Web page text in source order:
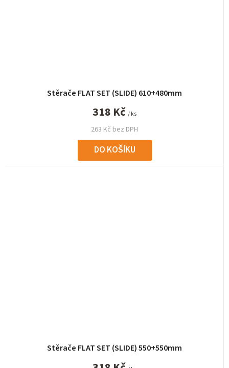
Stěrače FLAT SET (SLIDE) 610+480mm
263 Kč bez DPH
318 Kč / ks
DO KOŠÍKU
Stěrače FLAT SET (SLIDE) 550+550mm